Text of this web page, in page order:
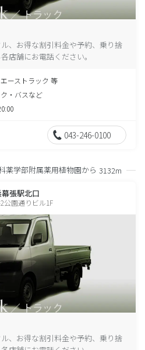
、お得な割引料金や予約、乗り捨
店舗にお電話ください。
ーストラック 等
ク・バスなど
043-246-0100
薬学部附属薬用植物園から 3132m
張駅北口
公園通りビル1F
、お得な割引料金や予約、乗り捨